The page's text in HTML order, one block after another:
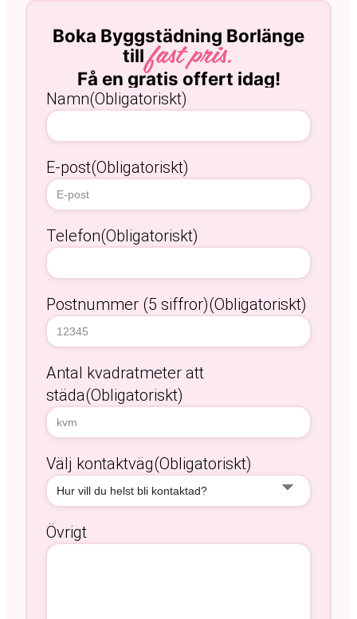
Boka Byggstädning Borlänge
tillfast pris.
Få en gratis offert idag!
Namn(Obligatoriskt)
E-post(Obligatoriskt)
Telefon(Obligatoriskt)
Postnummer (5 siffror)(Obligatoriskt)
Antal kvadratmeter att
städa(Obligatoriskt)
Välj kontaktväg(Obligatoriskt)
Övrigt